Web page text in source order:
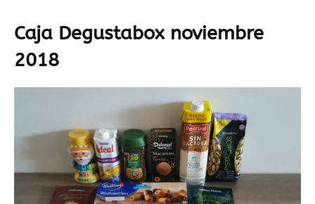
Caja Degustabox noviembre
2018